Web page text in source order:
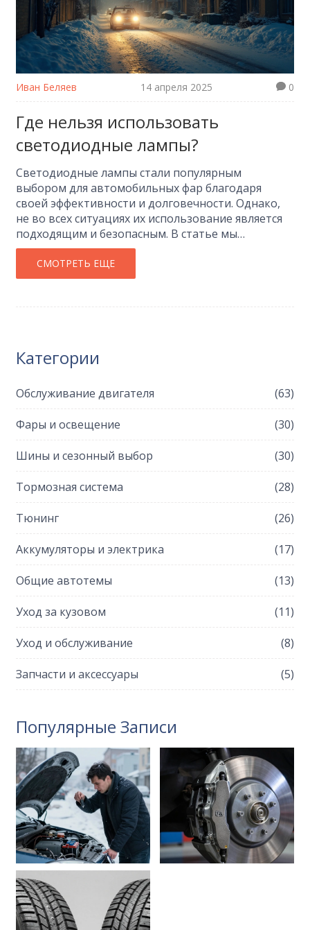
Иван Беляев 14 апреля 2025 0
Где нельзя использовать
светодиодные лампы?
Светодиодные лампы стали популярным
выбором для автомобильных фар благодаря
своей эффективности и долговечности. Однако,
не во всех ситуациях их использование является
подходящим и безопасным. В статье мы
исследуем, где именно нельзя устанавливать
такие лампы и что может грозить владельцам
авто при неверном использовании. Статья даёт
СМОТРЕТЬ ЕЩЕ
Категории
Обслуживание двигателя (63)
Фары и освещение (30)
Шины и сезонный выбор (30)
Тормозная система (28)
Тюнинг (26)
Аккумуляторы и электрика (17)
Общие автотемы (13)
Уход за кузовом (11)
Уход и обслуживание (8)
Запчасти и аксессуары (5)
Популярные Записи